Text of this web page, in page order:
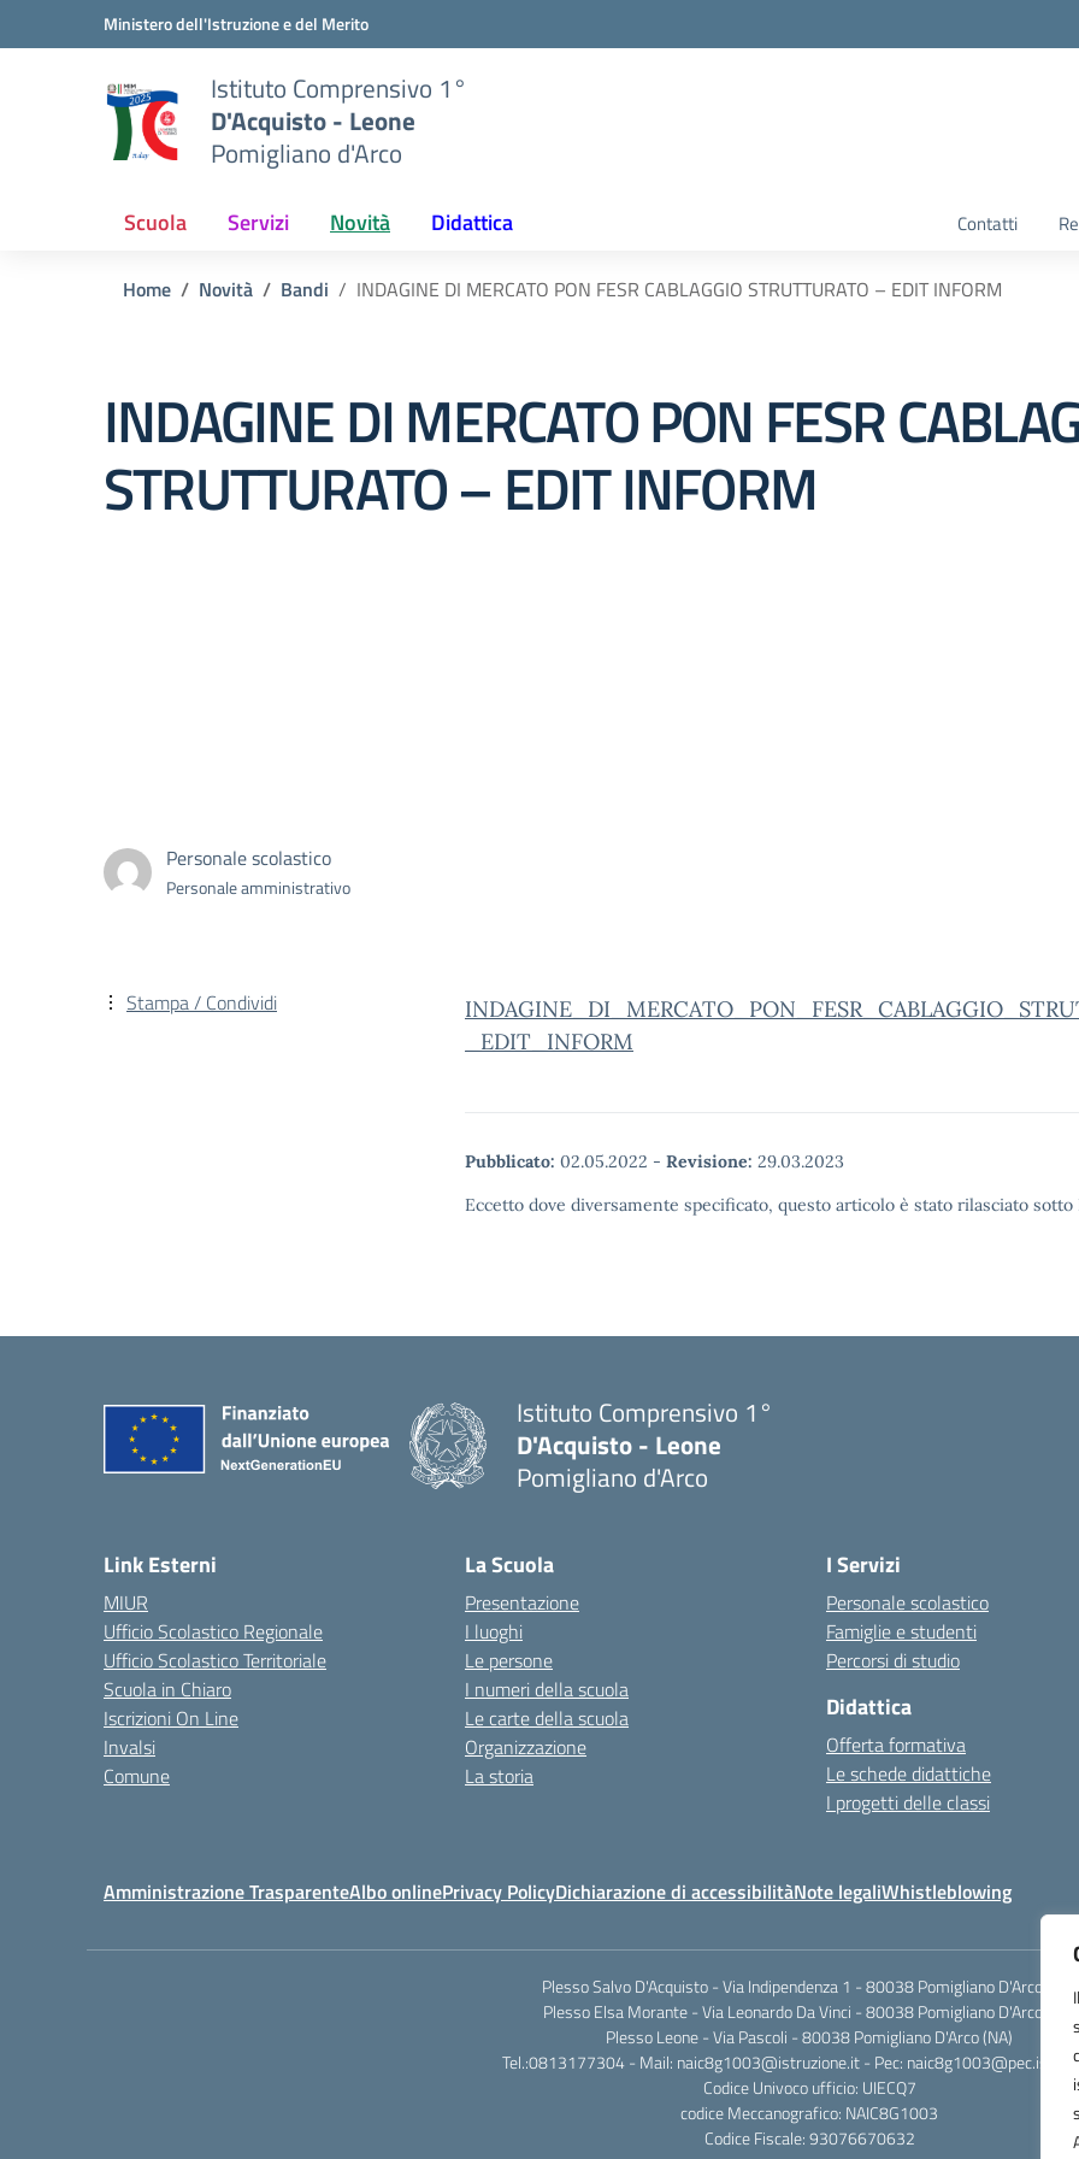
Vai ai contenuti
Vai al menu di navigazioneMinistero dell'Istruzione e del Merito
Istituto Comprensivo 1°
D'Acquisto - Leone
Pomigliano d'Arco
Scuola Servizi Novità Didattica Contatti
Home Novità Bandi INDAGINE DI MERCATO PON FESR CABLAGGIO STRUTTURATO – EDIT INFORM
INDAGINE DI MERCATO PON FESR
STRUTTURATO – EDIT INFORM
Personale scolastico
Personale amministrativo
_EDIT_INFORM
Pubblicato: 02.05.2022 - Revisione: 29.03.2023
Eccetto dove diversamente specificato, questo articolo è stato rilasciato
Stampa / Condividi
Istituto Comprensivo 1°
D'Acquisto - Leone
Pomigliano d'Arco
Link Esterni
MIUR
Ufficio Scolastico Regionale
Ufficio Scolastico Territoriale
Scuola in Chiaro
Iscrizioni On Line
Invalsi
Comune
La Scuola
Presentazione
I luoghi
Le persone
I numeri della scuola
Le carte della scuola
Organizzazione
La storia
I Servizi
Personale scolastico
Famiglie e studenti
Percorsi di studio
Didattica
Offerta formativa
Le schede didattiche
I progetti delle classi
Amministrazione TrasparenteAlbo onlinePrivacy PolicyDichiarazione di accessibilitàNote legaliWhistleblowing
Plesso Salvo D'Acquisto - Via Indipendenza 1 - 80038 Pomigliano D'Arco (NA)
Plesso Elsa Morante - Via Leonardo Da Vinci - 80038 Pomigliano D'Arco (NA)
Plesso Leone - Via Pascoli - 80038 Pomigliano D'Arco (NA)
Tel.:0813177304 - Mail: naic8g1003@istruzione.it - Pec:
Codice Univoco ufficio: UIECQ7
codice Meccanografico: NAIC8G1003
Codice Fiscale: 93076670632